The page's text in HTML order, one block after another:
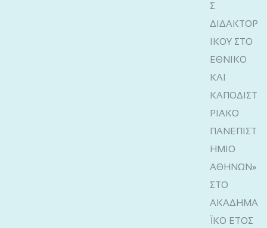
Σ
ΔΙΔΑΚΤΟΡ
ΙΚΟΥ ΣΤΟ
ΕΘΝΙΚΟ
ΚΑΙ
ΚΑΠΟΔΙΣΤ
ΡΙΑΚΟ
ΠΑΝΕΠΙΣΤ
ΗΜΙΟ
ΑΘΗΝΩΝ»
ΣΤΟ
ΑΚΑΔΗΜΑ
ΪΚΟ ΕΤΟΣ